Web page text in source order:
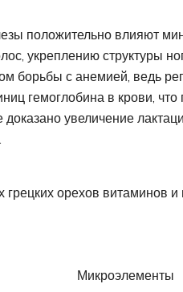
положительно влияют
укреплению структуры
борьбы с анемией, ведь
гемоглобина в крови, что
увеличение
орехов витаминов
Микроэлементы